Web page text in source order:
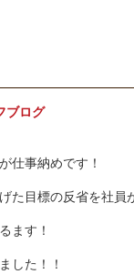
ブログ
仕事納めです！
た目標の反省を社員
ます！
した！！